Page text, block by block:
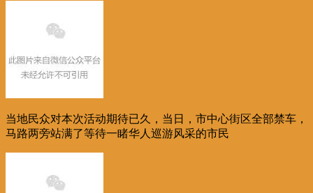
当地民众对本次活动期待已久，当日，市中心街区全部禁车，
马路两旁站满了等待一睹华人巡游风采的市民